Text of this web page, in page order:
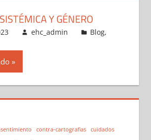
Y GÉNERO
ehc_admin Blog,
contra-cartografias cuidados